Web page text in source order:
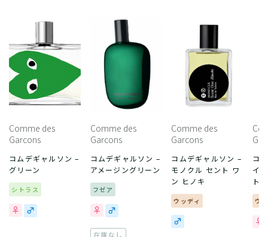
Comme des
Garcons
コムデギャルソン –
グリーン
シトラス
Comme des
Garcons
コムデギャルソン –
アメージングリーン
フゼア
在庫なし
Comme des
Garcons
コムデギャルソン –
モノクル セント ワ
ン ヒノキ
ウッディ
コ
イ
ト
ウ